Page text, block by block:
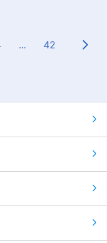
環
計
、
入
が
酬形
あ
い
に
」
方
管
く
計
が
... 42